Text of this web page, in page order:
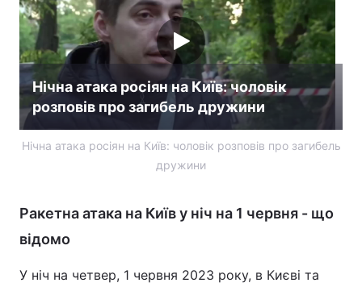
Нічна атака росіян на Київ: чоловік
розповів про загибель дружини
Нічна атака росіян на Київ: чоловік розповів про загибель
дружини
Ракетна атака на Київ у ніч на 1 червня - що
відомо
У ніч на четвер, 1 червня 2023 року, в Києві та